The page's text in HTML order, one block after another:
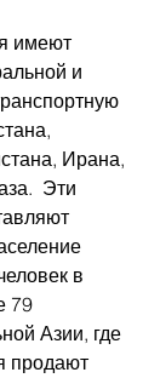
имеют
и
Ирана,
Эти
в
79
Азии, где
продают